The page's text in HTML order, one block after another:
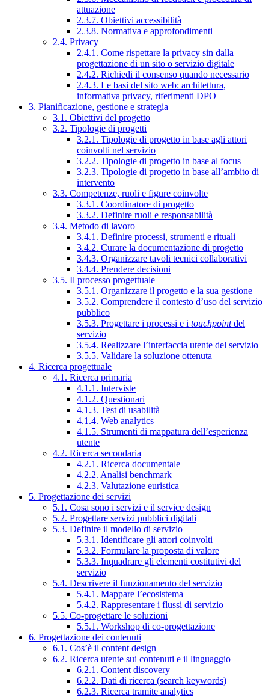
attuazione
2.3.7. Obiettivi accessibilità
2.3.8. Normativa e approfondimenti
2.4. Privacy
2.4.1. Come rispettare la privacy sin dalla
progettazione di un sito o servizio digitale
2.4.2. Richiedi il consenso quando necessario
2.4.3. Le basi del sito web: architettura,
informativa privacy, riferimenti DPO
3. Pianificazione, gestione e strategia
3.1. Obiettivi del progetto
3.2. Tipologie di progetti
3.2.1. Tipologie di progetto in base agli attori
coinvolti nel servizio
3.2.2. Tipologie di progetto in base al focus
3.2.3. Tipologie di progetto in base all’ambito di
intervento
3.3. Competenze, ruoli e figure coinvolte
3.3.1. Coordinatore di progetto
3.3.2. Definire ruoli e responsabilità
3.4. Metodo di lavoro
3.4.1. Definire processi, strumenti e rituali
3.4.2. Curare la documentazione di progetto
3.4.3. Organizzare tavoli tecnici collaborativi
3.4.4. Prendere decisioni
3.5. Il processo progettuale
3.5.1. Organizzare il progetto e la sua gestione
3.5.2. Comprendere il contesto d’uso del servizio
pubblico
3.5.3. Progettare i processi e i touchpointdel
servizio
3.5.4. Realizzare l’interfaccia utente del servizio
3.5.5. Validare la soluzione ottenuta
4. Ricerca progettuale
4.1. Ricerca primaria
4.1.1. Interviste
4.1.2. Questionari
4.1.3. Test di usabilità
4.1.4. Web analytics
4.1.5. Strumenti di mappatura dell’esperienza
utente
4.2. Ricerca secondaria
4.2.1. Ricerca documentale
4.2.2. Analisi benchmark
4.2.3. Valutazione euristica
5. Progettazione dei servizi
5.1. Cosa sono i servizi e il service design
5.2. Progettare servizi pubblici digitali
5.3. Definire il modello di servizio
5.3.1. Identificare gli attori coinvolti
5.3.2. Formulare la proposta di valore
5.3.3. Inquadrare gli elementi costitutivi del
servizio
5.4. Descrivere il funzionamento del servizio
5.4.1. Mappare l’ecosistema
5.4.2. Rappresentare i flussi di servizio
5.5. Co-progettare le soluzioni
5.5.1. Workshop di co-progettazione
6. Progettazione dei contenuti
6.1. Cos’è il content design
6.2. Ricerca utente sui contenuti e il linguaggio
6.2.1. Content discovery
6.2.2. Dati di ricerca (search keywords)
6.2.3. Ricerca tramite analytics